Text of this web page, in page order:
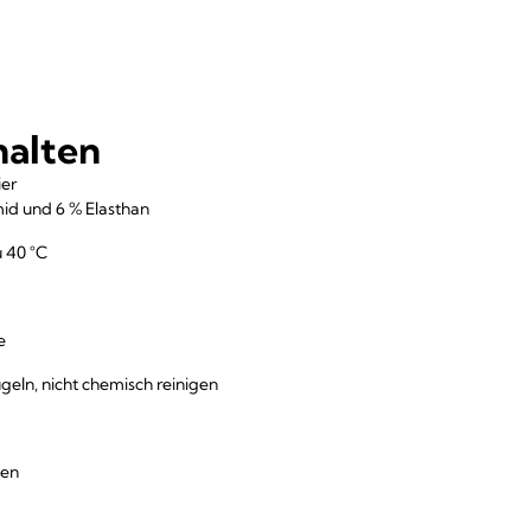
und 6 % Elasthan
°C
nicht chemisch reinigen